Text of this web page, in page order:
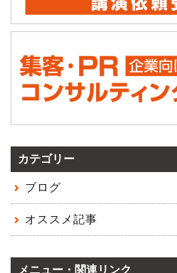
カテゴリー
ブログ
オススメ記事
メニュー・関連リンク